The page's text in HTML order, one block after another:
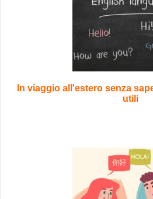
In viaggio all'estero senza
utili